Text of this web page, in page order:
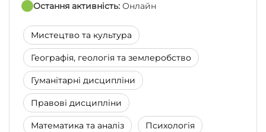
Останні відгуки:
Дякую, план хороший. дуже круто що є опція як
"безкоштовний план"
Остання активність: Онлайн
Мистецтво та культура
Географія, геологія та землеробство
Гуманітарні дисципліни
Правові дисципліни
Математика та аналіз Психологія